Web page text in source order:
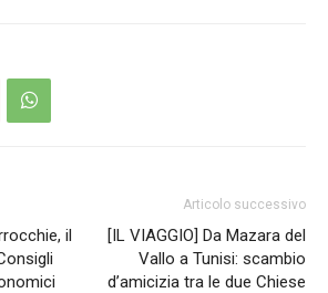
il
Articolo successivo
[IL VIAGGIO] Da Mazara del
Vallo a Tunisi: scambio
d’amicizia tra le due Chiese